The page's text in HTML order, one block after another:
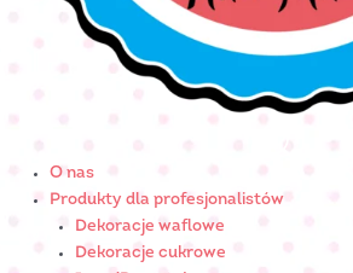
O nas
Produkty dla profesjonalistów
Dekoracje waflowe
Dekoracje cukrowe